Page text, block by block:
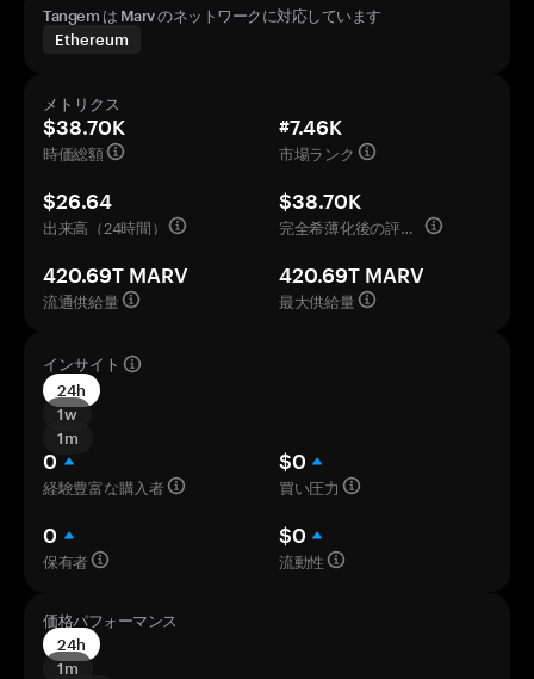
Tangem は Marv のネットワークに対応しています
Ethereum
メトリクス
$38.70K
時価総額
#7.46K
市場ランク
$26.64
出来高（24時間）
$38.70K
完全希薄化後の評価額
420.69T MARV
流通供給量
420.69T MARV
最大供給量
インサイト
24h
1w
1m
0
経験豊富な購入者
$0
買い圧力
0
保有者
$0
流動性
価格パフォーマンス
24h
1m